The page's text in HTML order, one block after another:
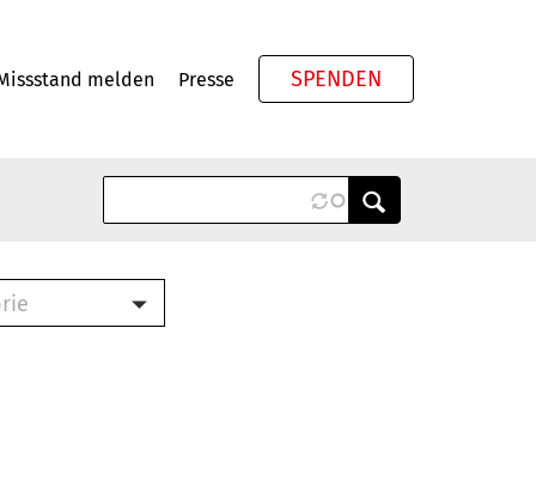
melden Presse SPENDEN